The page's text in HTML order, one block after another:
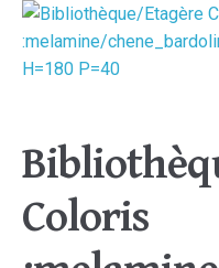
Coloris